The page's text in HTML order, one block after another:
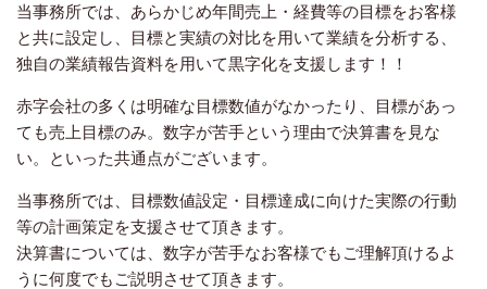
当事務所では、あらかじめ年間売上・経費等の目標をお客様
と共に設定し、目標と実績の対比を用いて業績を分析する、
独自の業績報告資料を用いて黒字化を支援します！！
赤字会社の多くは明確な目標数値がなかったり、目標があっ
ても売上目標のみ。数字が苦手という理由で決算書を見な
い。といった共通点がございます。
当事務所では、目標数値設定・目標達成に向けた実際の行動
等の計画策定を支援させて頂きます。
決算書については、数字が苦手なお客様でもご理解頂けるよ
うに何度でもご説明させて頂きます。